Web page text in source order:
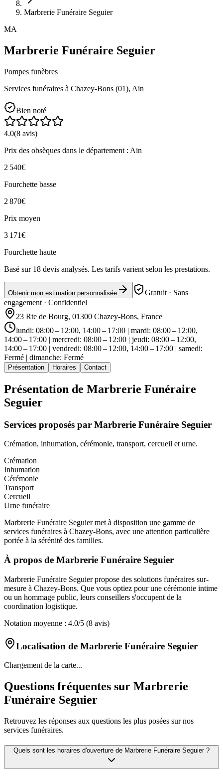
Marbrerie Funéraire Seguier
MA
Marbrerie Funéraire Seguier
Pompes funèbres
Services funéraires à Chazey-Bons (01), Ain
Bien noté
4.0(8 avis)
Prix des obsèques dans le département : Ain
2 540€
Fourchette basse
2 870€
Prix moyen
3 171€
Fourchette haute
Basé sur 18 devis analysés. Les tarifs varient selon les prestations.
Obtenir mon estimation personnalisée
Gratuit · Sans
engagement · Confidentiel
23 Rte de Bourg, 01300 Chazey-Bons, France
lundi: 08:00 – 12:00, 14:00 – 17:00 | mardi: 08:00 – 12:00,
14:00 – 17:00 | mercredi: 08:00 – 12:00 | jeudi: 08:00 – 12:00,
14:00 – 17:00 | vendredi: 08:00 – 12:00, 14:00 – 17:00 | samedi:
Fermé | dimanche: Fermé
Présentation Horaires Contact
Présentation de Marbrerie Funéraire
Seguier
Services proposés par Marbrerie Funéraire Seguier
Crémation, inhumation, cérémonie, transport, cercueil et urne.
Crémation
Inhumation
Cérémonie
Transport
Cercueil
Urne funéraire
Marbrerie Funéraire Seguier met à disposition une gamme de
services funéraires à Chazey-Bons, avec une attention particulière
portée à la sérénité des familles.
À propos de Marbrerie Funéraire Seguier
Marbrerie Funéraire Seguier propose des solutions funéraires sur-
mesure à Chazey-Bons. Que vous optiez pour une cérémonie intime
ou un hommage public, leurs conseillers s'occupent de la
coordination logistique.
Notation moyenne : 4.0/5 (8 avis)
Localisation de Marbrerie Funéraire Seguier
Chargement de la carte...
Questions fréquentes sur Marbrerie
Funéraire Seguier
Retrouvez les réponses aux questions les plus posées sur nos
services funéraires.
Quels sont les horaires d'ouverture de Marbrerie Funéraire Seguier?